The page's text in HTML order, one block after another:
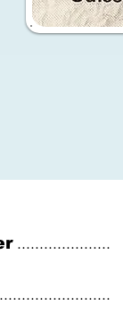
.....................